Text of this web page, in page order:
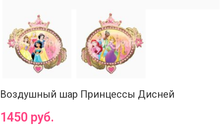
Воздушный шар Принцессы Дисней
1450 руб.